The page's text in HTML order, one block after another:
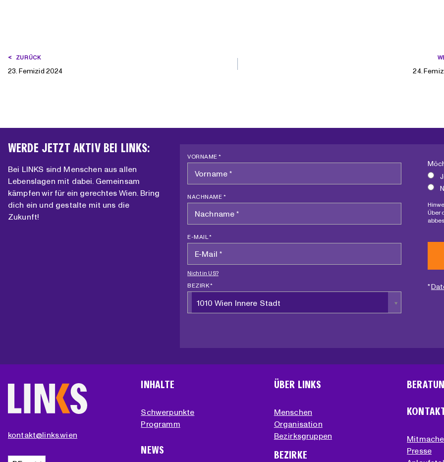
BEITRAGSNAVIGATION
ZURÜCK
23. Femizid 2024 24.
WERDE JETZT AKTIV BEI LINKS:
Bei LINKS sind Menschen aus allen
Lebenslagen mit dabei. Gemeinsam
kämpfen wir für ein gerechtes Wien. Bring
dich ein und gestalte mit uns die
Zukunft!
VORNAME *
NACHNAME *
E-MAIL *
Nicht inUS?
BEZIRK *
1010 Wien Innere Stadt
Über
*
kontakt@links.wien
INHALTE
Schwerpunkte
Programm
NEWS
ÜBER LINKS
Menschen
Organisation
Bezirksgruppen
BEZIRKE
Presse